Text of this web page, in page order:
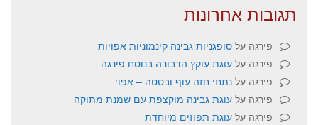
תגובות אחרונות
פירגה על סופגניות גבינה קינמוניות אפויות
פירגה על עוגת עוקץ הדבורה בנוסח פירגה
פירגה על נתחי חזה עוף ובטטה – אפוי
פירגה על עוגת גבינה מוקצפת עם שמנת מתוקה
פירגה על עוגת תפוזים מיוחדת